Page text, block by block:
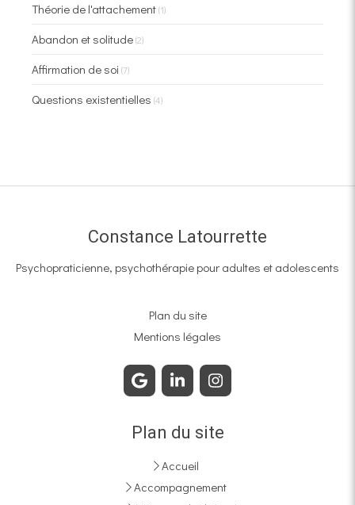
Théorie de l'attachement(1)
Abandon et solitude(2)
Affirmation de soi (7)
Questions existentielles (4)
Constance Latourrette
Psychopraticienne, psychothérapie pour adultes et adolescents
Plan du site
Mentions légales
Plan du site
Accueil
Accompagnement